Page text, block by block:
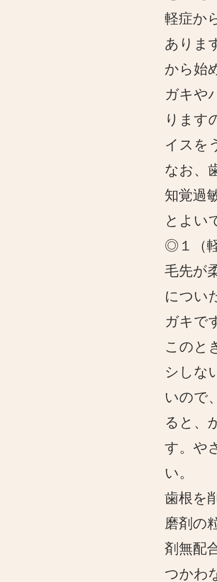
軽症か
ありま
から始
ガキや
ります
イスを
なお、
知覚過
とよい
◎１（
毛先が
につい
ガキで
このと
シしな
いので
ると、
す。や
い。
歯根を
磨剤の
剤無配
つかわ